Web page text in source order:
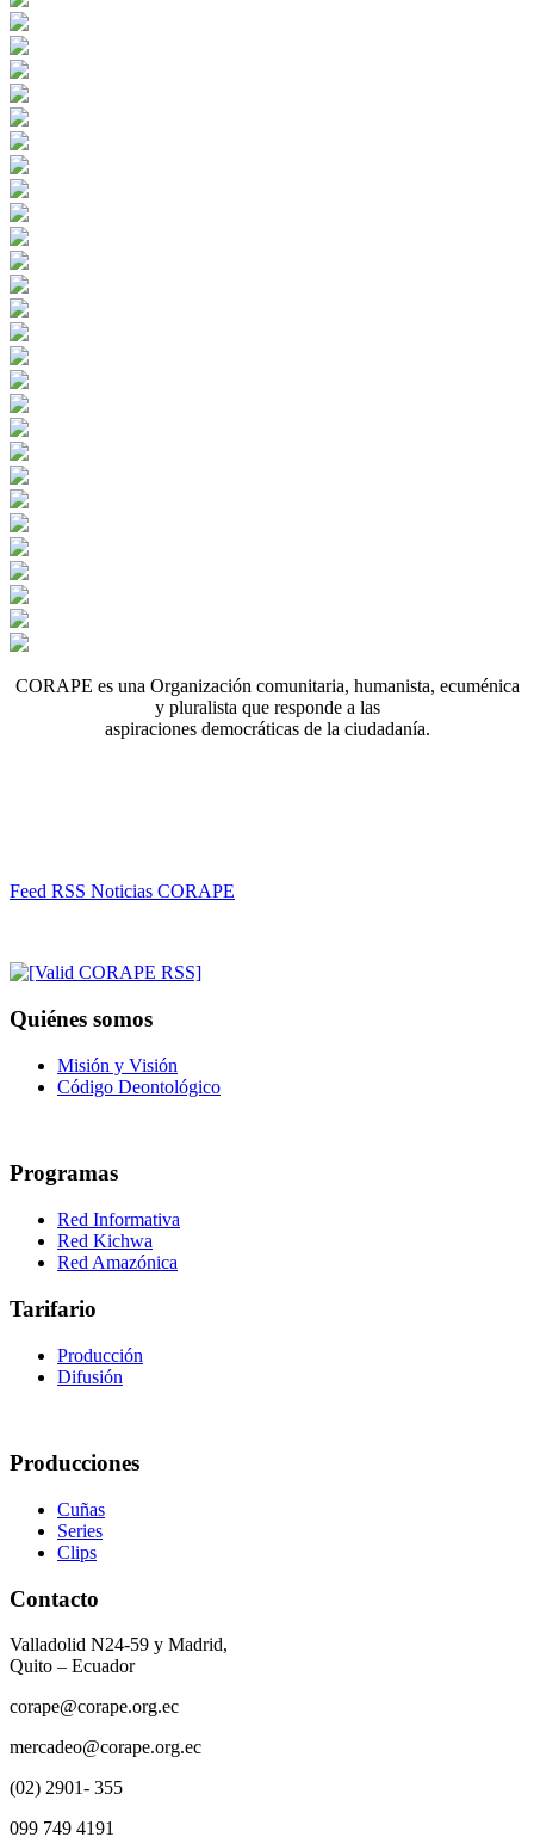
CORAPE es una Organización comunitaria, humanista, ecuménica
y pluralista que responde a las
aspiraciones democráticas de la ciudadanía.
Feed RSS Noticias CORAPE
Quiénes somos
Misión y Visión
Código Deontológico
Programas
Red Informativa
Red Kichwa
Red Amazónica
Tarifario
Producción
Difusión
Producciones
Cuñas
Series
Clips
Contacto
Valladolid N24-59 y Madrid,
Quito – Ecuador
corape@corape.org.ec
mercadeo@corape.org.ec
(02) 2901- 355
099 749 4191